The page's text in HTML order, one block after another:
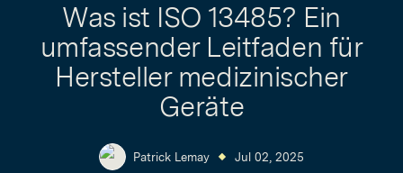
Was ist ISO 13485? Ein
umfassender Leitfaden für
Hersteller medizinischer
Geräte
Patrick Lemay Jul 02, 2025